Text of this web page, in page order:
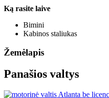
Ką rasite laive
Bimini
Kabinos staliukas
Žemėlapis
Panašios valtys